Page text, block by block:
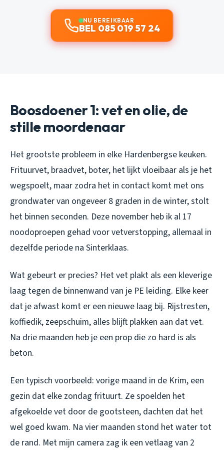
NU BEREIKBAAR
BEL 085 019 57 24
Boosdoener 1: vet en olie, de
stille moordenaar
Het grootste probleem in elke Hardenbergse keuken.
Frituurvet, braadvet, boter, het lijkt vloeibaar als je het
wegspoelt, maar zodra het in contact komt met ons
grondwater van ongeveer 8 graden in de winter, stolt
het binnen seconden. Deze november heb ik al 17
noodoproepen gehad voor vetverstopping, allemaal in
dezelfde periode na Sinterklaas.
Wat gebeurt er precies? Het vet plakt als een kleverige
laag tegen de binnenwand van je PE leiding. Elke keer
dat je afwast komt er een nieuwe laag bij. Rijstresten,
koffiedik, zeepschuim, alles blijft plakken aan dat vet.
Na drie maanden heb je een prop die zo hard is als
beton.
Een typisch voorbeeld: vorige maand in de Krim, een
gezin dat elke zondag frituurt. Ze spoelden het
afgekoelde vet door de gootsteen, dachten dat het
wel goed kwam. Na vier maanden stond het water tot
de rand. Met mijn camera zag ik een vetlaag van 2